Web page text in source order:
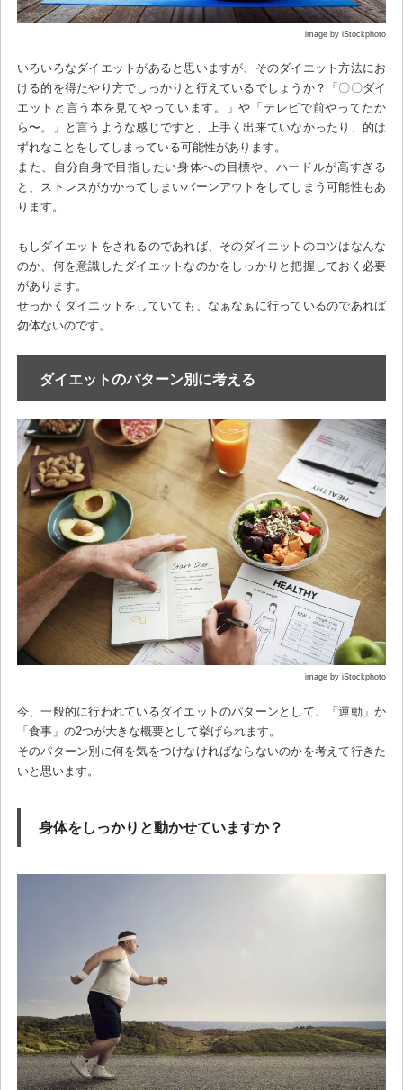
image by iStockphoto
いろいろなダイエットがあると思いますが、そのダイエット方法にお
ける的を得たやり方でしっかりと行えているでしょうか？「〇〇ダイ
エットと言う本を見てやっています。」や「テレビで前やってたか
ら〜。」と言うような感じですと、上手く出来ていなかったり、的は
ずれなことをしてしまっている可能性があります。
また、自分自身で目指したい身体への目標や、ハードルが高すぎる
と、ストレスがかかってしまいバーンアウトをしてしまう可能性もあ
ります。
もしダイエットをされるのであれば、そのダイエットのコツはなんな
のか、何を意識したダイエットなのかをしっかりと把握しておく必要
があります。
せっかくダイエットをしていても、なぁなぁに行っているのであれば
勿体ないのです。
ダイエットのパターン別に考える
image by iStockphoto
今、一般的に行われているダイエットのパターンとして、「運動」か
「食事」の2つが大きな概要として挙げられます。
そのパターン別に何を気をつけなければならないのかを考えて行きた
いと思います。
身体をしっかりと動かせていますか？